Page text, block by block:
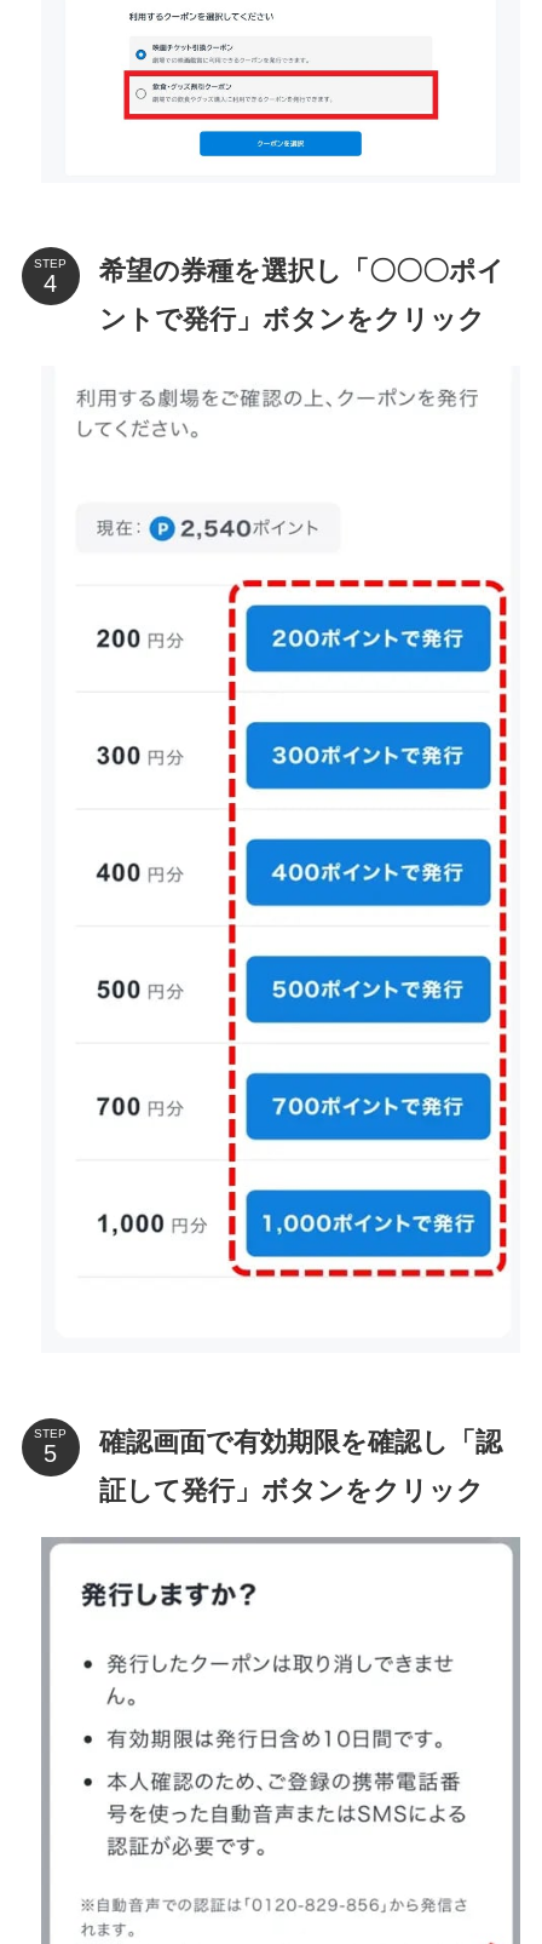
STEP
希望の券種を選択し「〇〇〇ポイ
ントで発行」ボタンをクリック
STEP
確認画面で有効期限を確認し「認
証して発行」ボタンをクリック